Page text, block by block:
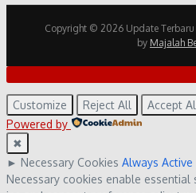
Copyright © 2026 Update Terbaru
by Majalah
Customize Reject All
Accept
Powered by
✖
► Necessary Cookies Always Active
Necessary cookies enable